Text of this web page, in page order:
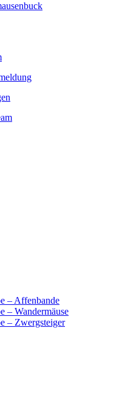
– Affenbande
– Wandermäuse
– Zwergsteiger